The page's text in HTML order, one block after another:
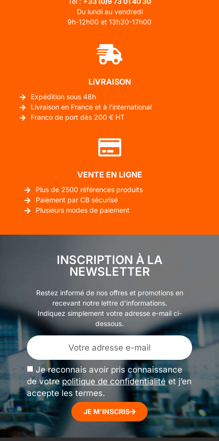
Du lundi au vendredi
9h-12h00 et 13h30-17h00
LiVRAISON
Expédition sous 48h
Livraison en France et à l'international
Franco de port dès 200 € HT
VENTE EN LIGNE
Plus de 2500 références produits
Paiement par CB sécurisé
Plusieurs modes de paiement
INSCRIPTION À LA
NEWSLETTER
Restez informé de nos offres et promotions en
recevant notre lettre d’informations.
Indiquez simplement votre adresse e-mail ci-
dessous.
Je reconnais avoir pris connaissance
de votrepolitique de confidentialité et j’en
accepte les termes.
JE M'INSCRIS